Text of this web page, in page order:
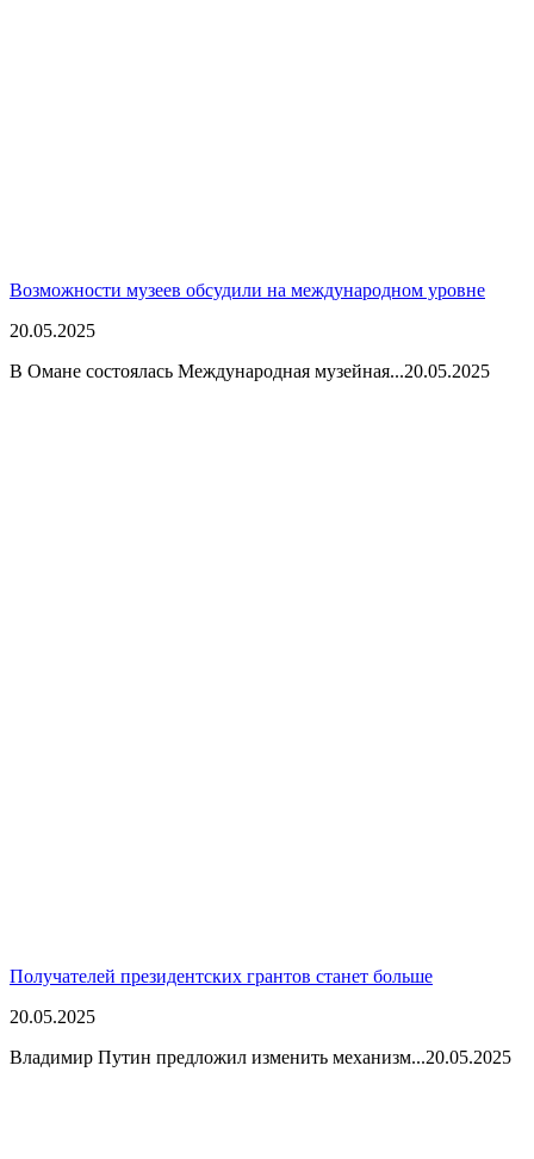
Возможности музеев обсудили на международном уровне
20.05.2025
В Омане состоялась Международная музейная...20.05.2025
Получателей президентских грантов станет больше
20.05.2025
Владимир Путин предложил изменить механизм...20.05.2025